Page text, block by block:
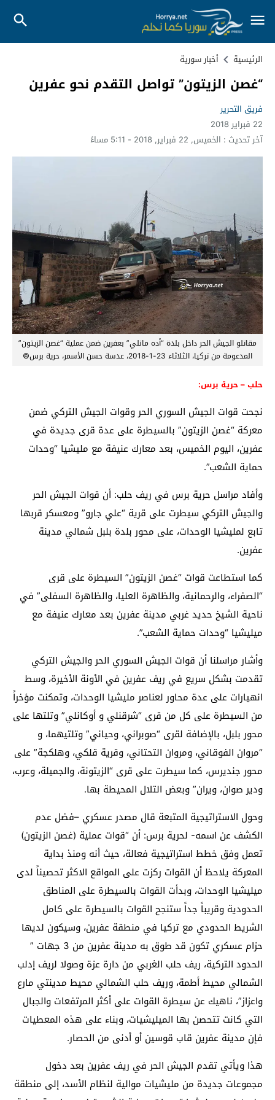
الرئيسية أخبار سورية
“غصن الزيتون” تواصل التقدم نحو عفرين
فريق التحرير
22 فبراير 2018
آخر تحديث : الخميس, 22 فبراير, 2018 - 5:11 مساءً
مقاتلو الجيش الحر داخل بلدة “أده مانلي” بعفرين ضمن عملية “غصن الزيتون”
المدعومة من تركيا، الثلاثاء 23-1-2018، عدسة حسن الأسمر، حرية برس©
حلب – حرية برس:
نجحت قوات الجيش السوري الحر وقوات الجيش التركي ضمن
معركة “غصن الزيتون” بالسيطرة على عدة قرى جديدة في
عفرين، اليوم الخميس، بعد معارك عنيفة مع مليشيا “وحدات
حماية الشعب”.
وأفاد مراسل حرية برس في ريف حلب: أن قوات الجيش الحر
والجيش التركي سيطرت على قرية “علي جارو” ومعسكر قربها
تابع لمليشيا الوحدات، على محور بلدة بلبل شمالي مدينة
عفرين.
كما استطاعت قوات “غصن الزيتون” السيطرة على قرى
“الصفراء، والرحمانية، والظاهرة العليا، والظاهرة السفلى” في
ناحية الشيخ حديد غربي مدينة عفرين بعد معارك عنيفة مع
ميليشيا “وحدات حماية الشعب”.
وأشار مراسلنا أن قوات الجيش السوري الحر والجيش التركي
تقدمت بشكل سريع في ريف عفرين في الأونة الأخيرة، وسط
انهيارات على عدة محاور لعناصر مليشيا الوحدات، وتمكنت مؤخراً
من السيطرة على كل من قرى “شرقنلي و أوكانلي” وتلتها على
محور بلبل، بالإضافة لقرى “صوبراني، وحياني” وتلتيهما، و
“مروان الفوقاني، ومروان التحتاني، وقرية قلكي، وهلكجة” على
محور جنديرس، كما سيطرت على قرى “الزيتونة، والجميلة، وعرب،
ودير صوان، ويران” وبعض التلال المحيطة بها.
وحول الاستراتيجية المتبعة قال مصدر عسكري –فضل عدم
الكشف عن اسمه- لحرية برس: أن “قوات عملية (غصن الزيتون)
تعمل وفق خطط استراتيجية فعالة، حيث أنه ومنذ بداية
المعركة يلاحظ أن القوات ركزت على المواقع الاكثر تحصيناً لدى
ميليشيا الوحدات، وبدأت القوات بالسيطرة على المناطق
الحدودية وقريباً جداً ستنجح القوات بالسيطرة على كامل
الشريط الحدودي مع تركيا في منطقة عفرين، وسيكون لديها
حزام عسكري تكون قد طوق به مدينة عفرين من 3 جهات ”
الحدود التركية، ريف حلب الغربي من دارة عزة وصولا لريف إدلب
الشمالي محيط أطمة، وريف حلب الشمالي محيط مدينتي مارع
واعزاز”، ناهيك عن سيطرة القوات على أكثر المرتفعات والجبال
التي كانت تتحصن بها الميليشيات، وبناء على هذه المعطيات
فإن مدينة عفرين قاب قوسين أو أدنى من الحصار.
هذا ويأتي تقدم الجيش الحر في ريف عفرين بعد دخول
مجموعات جديدة من مليشيات موالية لنظام الأسد، إلى منطقة